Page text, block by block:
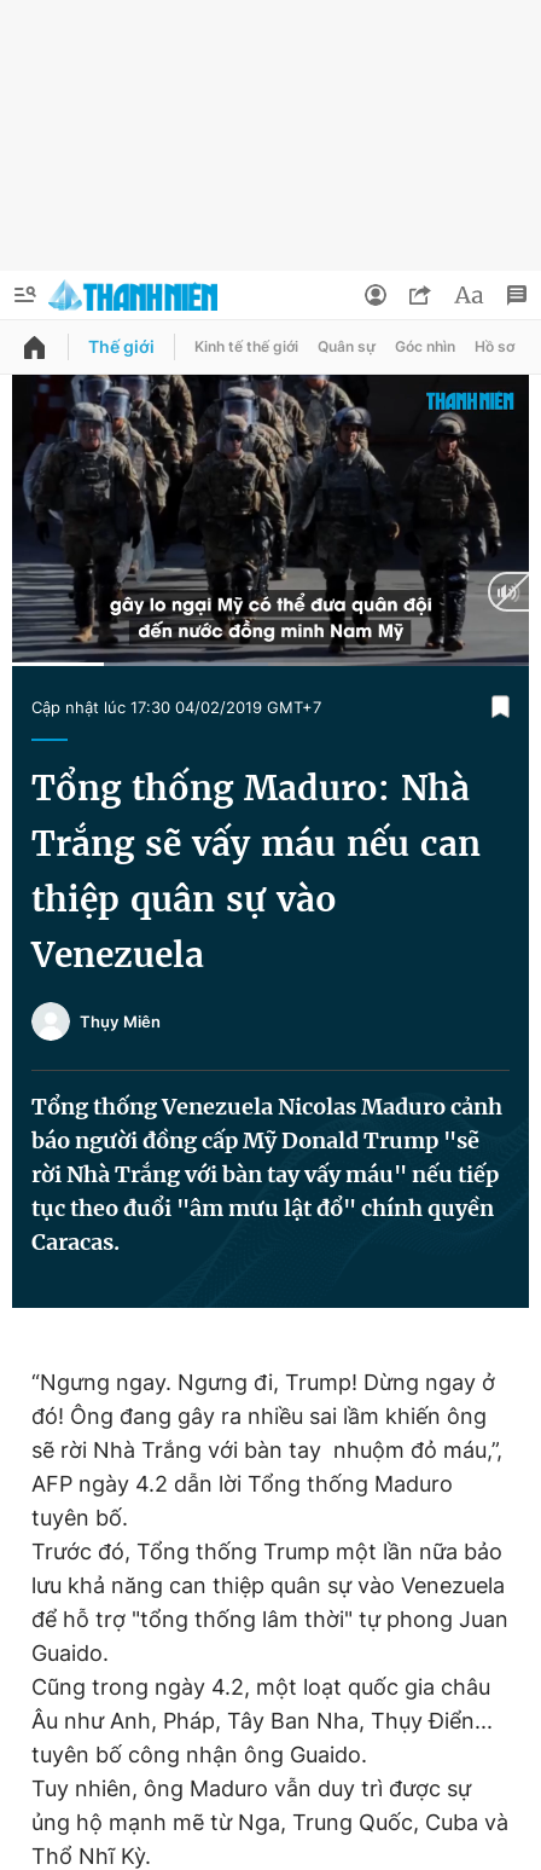
QUẢNG CÁO
Chuyên mục
Chuyên mục khác
Chào ngày mới Tin 24h
Tin thị trường Tin 360
Video Magazine
Sản phẩm khác
Tiện ích Bạn cần biết
Đọc Thanh Niên trên điện thoại
Theo dõi báo trên
Hotline
0906 645 777
Liên hệ quảng cáo
0908 780 404
Đặt báo Quảng cáo RSS Tòa soạn Chính sách bảo
Tổng biên tập: Nguyễn Ngọc Toàn
Phó tổng biên tập thường trực: Hải Thành
Phó tổng biên tập: Lâm Hiếu Dũng
Phó tổng biên tập: Trần Việt Hưng
Tổng thư ký tòa soạn: Đức Trung
Giấy phép xuất bản số 110/GP - BTTTT cấp ngày 24.3.2020
chép dưới mọi hình thức nếu không có sự chấp thuận bằng văn
bản. Phát triển bởi ePi Technologies, JSC.
Thông tin tài khoản
Đổi mật khẩu
Tin đã lưu
Tin đã xem
Đăng xuất
Thế giới Kinh tế thế giới Quân sự Góc nhìn Hồ sơ
Time
Cập nhật lúc 17:30 04/02/2019 GMT+7
Tổng thống Maduro: Nhà
Trắng sẽ vấy máu nếu can
thiệp quân sự vào
Venezuela
Thụy Miên
Tổng thống Venezuela Nicolas Maduro cảnh
báo người đồng cấp Mỹ Donald Trump "sẽ
rời Nhà Trắng với bàn tay vấy máu" nếu tiếp
tục theo đuổi "âm mưu lật đổ" chính quyền
Caracas.
“Ngưng ngay. Ngưng đi, Trump! Dừng ngay ở
đó! Ông đang gây ra nhiều sai lầm khiến ông
sẽ rời Nhà Trắng với bàn tay nhuộm đỏ máu,”,
AFP ngày 4.2 dẫn lời Tổng thống Maduro
tuyên bố.
Trước đó, Tổng thống Trump một lần nữa bảo
lưu khả năng can thiệp quân sự vào Venezuela
để hỗ trợ "tổng thống lâm thời" tự phong Juan
Guaido.
Cũng trong ngày 4.2, một loạt quốc gia châu
Âu như Anh, Pháp, Tây Ban Nha, Thụy Điển...
tuyên bố công nhận ông Guaido.
Tuy nhiên, ông Maduro vẫn duy trì được sự
ủng hộ mạnh mẽ từ Nga, Trung Quốc, Cuba và
Thổ Nhĩ Kỳ.